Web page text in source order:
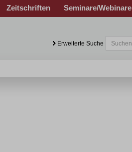
Zeitschriften Seminare/Webinare
Erweiterte Suche